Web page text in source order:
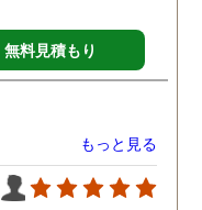
無料見積もり
もっと見る